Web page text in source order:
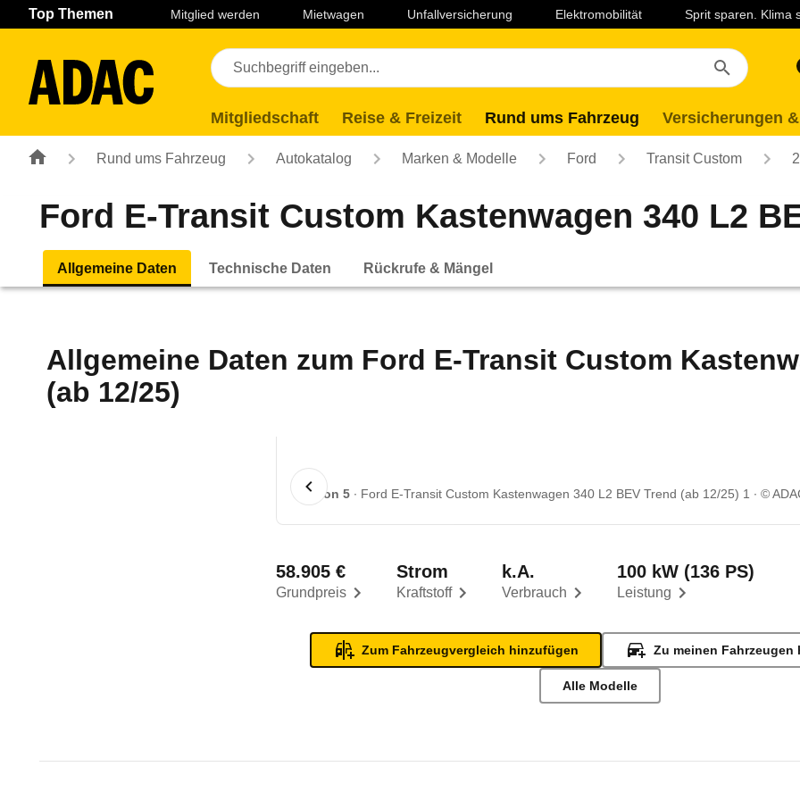
Navigation Seiteninhalt Fußzeile
Top Themen Mitglied werden Mietwagen Unfallversicherung Elektromobilität Sprit sparen. Klima
Mitgliedschaft Reise & Freizeit Rund ums Fahrzeug Versicherungen
Rund ums Fahrzeug Autokatalog Marken & Modelle Ford Transit Custom
Ford E-Transit Custom Kastenwagen 340 L2
Allgemeine Daten Technische Daten Rückrufe & Mängel
Allgemeine Daten zum Ford E-Transit Custom
(ab 12/25)
1 von 5 Ford E-Transit Custom Kastenwagen 340 L2 BEV Trend (ab 12/25) 1 ©
Grundpreis
58.905 €
Kraftstoff
Strom
Verbrauch
k.A.
Leistung
100 kW (136 PS)
Zum Fahrzeugvergleich hinzufügen Zu meinen Fahrzeugen
Alle Modelle